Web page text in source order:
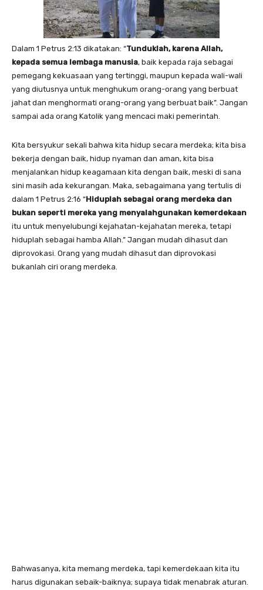
Dalam 1 Petrus 2:13 dikatakan: “Tunduklah, karena Allah,
kepada semua lembaga manusia, baik kepada raja sebagai
pemegang kekuasaan yang tertinggi, maupun kepada wali-wali
yang diutusnya untuk menghukum orang-orang yang berbuat
jahat dan menghormati orang-orang yang berbuat baik”. Jangan
sampai ada orang Katolik yang mencaci maki pemerintah.
Kita bersyukur sekali bahwa kita hidup secara merdeka; kita bisa
bekerja dengan baik, hidup nyaman dan aman, kita bisa
menjalankan hidup keagamaan kita dengan baik, meski di sana
sini masih ada kekurangan. Maka, sebagaimana yang tertulis di
dalam 1 Petrus 2:16 “Hiduplah sebagai orang merdeka dan
bukan seperti mereka yang menyalahgunakan kemerdekaan
itu untuk menyelubungi kejahatan-kejahatan mereka, tetapi
hiduplah sebagai hamba Allah.” Jangan mudah dihasut dan
diprovokasi. Orang yang mudah dihasut dan diprovokasi
bukanlah ciri orang merdeka.
Bahwasanya, kita memang merdeka, tapi kemerdekaan kita itu
harus digunakan sebaik-baiknya; supaya tidak menabrak aturan.